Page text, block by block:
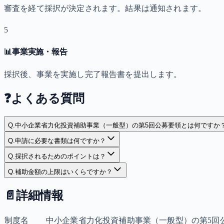
審査を経て採択が決定されます。結果は通知されます。
5
📊事業実施・報告
採択後、事業を実施し完了報告書を提出します。
❓よくある質問
Q.中小企業省力化投資補助事業（一般型）の第5回公募要領とは何ですか
Q.申請に必要な書類は何ですか？
Q.採択されるためのポイントは？
Q.補助金額の上限はいくらですか？
📄 詳細情報
制度名
中小企業省力化投資補助事業（一般型）の第5回